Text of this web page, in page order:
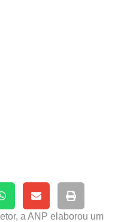
a ANP elaborou um